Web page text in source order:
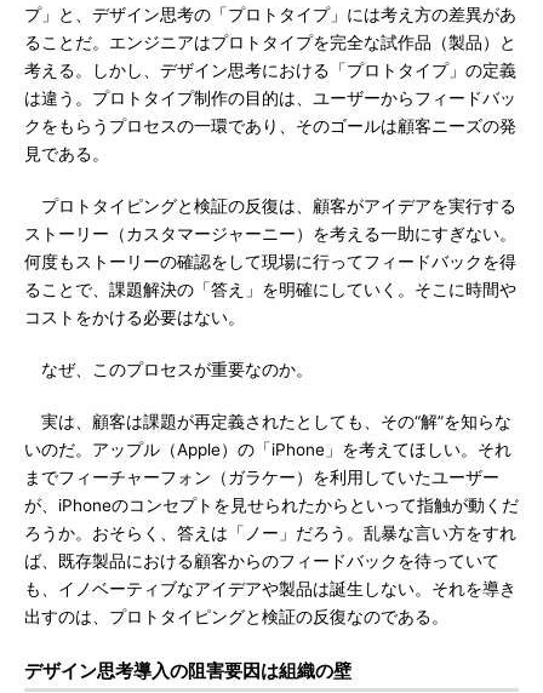
プ」と、デザイン思考の「プロトタイプ」には考え方の差異があ
ることだ。エンジニアはプロトタイプを完全な試作品（製品）と
考える。しかし、デザイン思考における「プロトタイプ」の定義
は違う。プロトタイプ制作の目的は、ユーザーからフィードバッ
クをもらうプロセスの一環であり、そのゴールは顧客ニーズの発
見である。
プロトタイピングと検証の反復は、顧客がアイデアを実行する
ストーリー（カスタマージャーニー）を考える一助にすぎない。
何度もストーリーの確認をして現場に行ってフィードバックを得
ることで、課題解決の「答え」を明確にしていく。そこに時間や
コストをかける必要はない。
なぜ、このプロセスが重要なのか。
実は、顧客は課題が再定義されたとしても、その“解”を知らな
いのだ。アップル（Apple）の「iPhone」を考えてほしい。それ
までフィーチャーフォン（ガラケー）を利用していたユーザー
が、iPhoneのコンセプトを見せられたからといって指触が動くだ
ろうか。おそらく、答えは「ノー」だろう。乱暴な言い方をすれ
ば、既存製品における顧客からのフィードバックを待っていて
も、イノベーティブなアイデアや製品は誕生しない。それを導き
出すのは、プロトタイピングと検証の反復なのである。
デザイン思考導入の阻害要因は組織の壁